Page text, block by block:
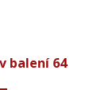
balení 64